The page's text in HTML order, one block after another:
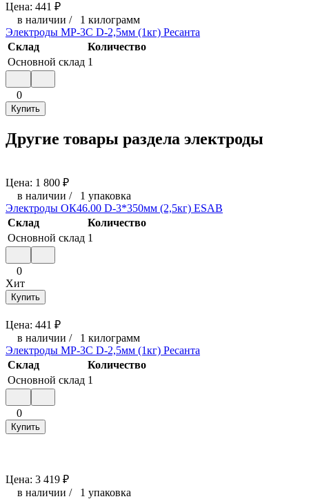
Цена: 441 ₽
в наличии / 1 килограмм
Электроды МР-3С D-2,5мм (1кг) Ресанта
Склад
Количество
Основной склад 1
0
Купить
Другие товары раздела электроды
Цена: 1 800 ₽
в наличии / 1 упаковка
Электроды ОК46.00 D-3*350мм (2,5кг) ESAB
Склад
Количество
Основной склад 1
0
Хит
Купить
Цена: 441 ₽
в наличии / 1 килограмм
Электроды МР-3С D-2,5мм (1кг) Ресанта
Склад
Количество
Основной склад 1
0
Купить
Цена: 3 419 ₽
в наличии / 1 упаковка